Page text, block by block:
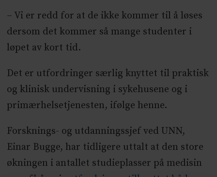
– Vi er redd for at de ikke kommer til å løses
dersom det kommer så mange studenter i
løpet av kort tid.
Det er utfordringer særlig knyttet til praktisk
og klinisk undervisning i sykehusene og i
primærhelsetjenesten, ifølge henne.
Forsknings- og utdanningssjef ved UNN,
Einar Bugge, har tidligere uttalt at den store
økningen i antallet studieplasser på medisin